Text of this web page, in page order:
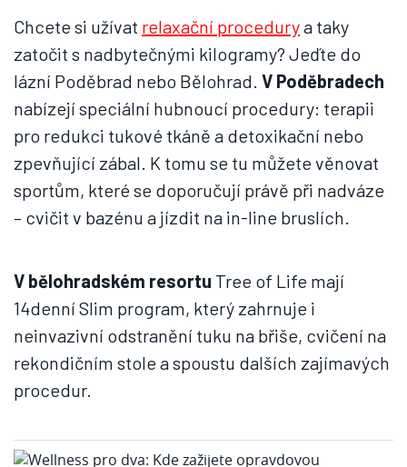
Chcete si užívat relaxační procedurya taky
zatočit s nadbytečnými kilogramy? Jeďte do
lázní Poděbrad nebo Bělohrad. V Poděbradech
nabízejí speciální hubnoucí procedury: terapii
pro redukci tukové tkáně a detoxikační nebo
zpevňující zábal. K tomu se tu můžete věnovat
sportům, které se doporučují právě při nadváze
– cvičit v bazénu a jízdit na in-line bruslích.
V bělohradském resortu Tree of Life mají
14denní Slim program, který zahrnuje i
neinvazivní odstranění tuku na břiše, cvičení na
rekondičním stole a spoustu dalších zajímavých
procedur.